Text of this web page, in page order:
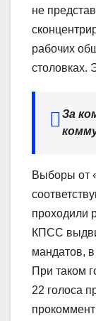
не
рабочих
столовках.
За
Выборы от
проходили
КПСС
мандатов, в
При таком
22 голоса